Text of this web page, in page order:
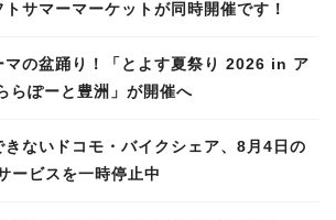
トサマーマーケットが同時開催です！
マの盆踊り！「とよす夏祭り 2026 in ア
らぽーと豊洲」が開催へ
きないドコモ・バイクシェア、8月4日の
ービスを一時停止中